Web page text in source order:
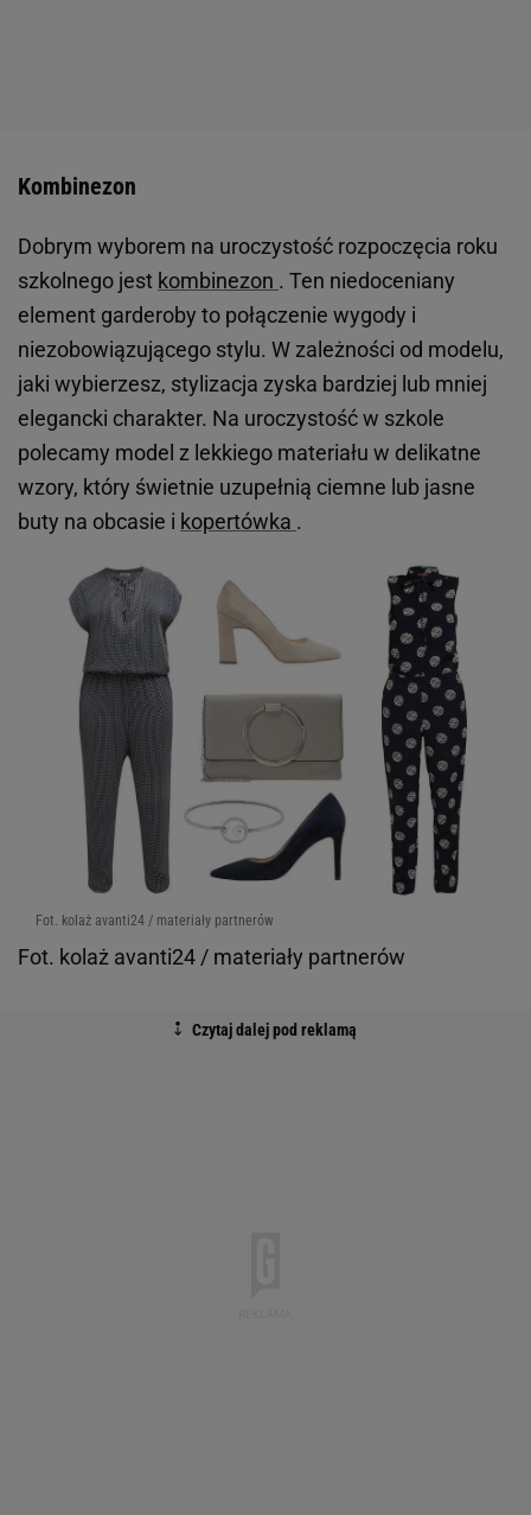
Kombinezon
Dobrym wyborem na uroczystość rozpoczęcia roku
szkolnego jest kombinezon . Ten niedoceniany
element garderoby to połączenie wygody i
niezobowiązującego stylu. W zależności od modelu,
jaki wybierzesz, stylizacja zyska bardziej lub mniej
elegancki charakter. Na uroczystość w szkole
polecamy model z lekkiego materiału w delikatne
wzory, który świetnie uzupełnią ciemne lub jasne
buty na obcasie i kopertówka .
Fot. kolaż avanti24 / materiały partnerów
Fot. kolaż avanti24 / materiały partnerów